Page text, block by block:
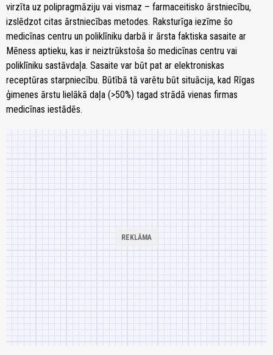
virzīta uz polipragmāziju vai vismaz – farmaceitisko ārstniecību,
izslēdzot citas ārstniecības metodes. Raksturīga iezīme šo
medicīnas centru un poliklīniku darbā ir ārsta faktiska sasaite ar
Mēness aptieku, kas ir neiztrūkstoša šo medicīnas centru vai
poliklīniku sastāvdaļa. Sasaite var būt pat ar elektroniskas
receptūras starpniecību. Būtībā tā varētu būt situācija, kad Rīgas
ģimenes ārstu lielākā daļa (>50%) tagad strādā vienas firmas
medicīnas iestādēs.